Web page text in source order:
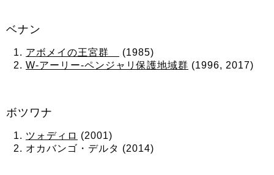
ベナン
アボメイの王宮群
(1985)
W-アーリー-ペンジャリ保護地域群 (1996, 2017)
ボツワナ
ツォディロ (2001)
オカバンゴ・デルタ (2014)